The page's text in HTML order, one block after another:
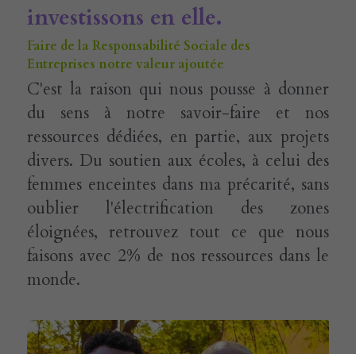
investissons en elle.
Faire de la Responsabilité Sociale des
Entreprises notre valeur ajoutée
C'est la raison qui nous pousse à donner
du sens à notre savoir-faire et nos
ressources dédiées, en partie, aux projets
divers. Du soutien aux écoles, à celui des
femmes enceintes dans ma précarité, sans
oublier l'électrification des zones
éloignées, retrouvez tout ce que nous
faisons avec 2% de nos ressources dans le
monde.